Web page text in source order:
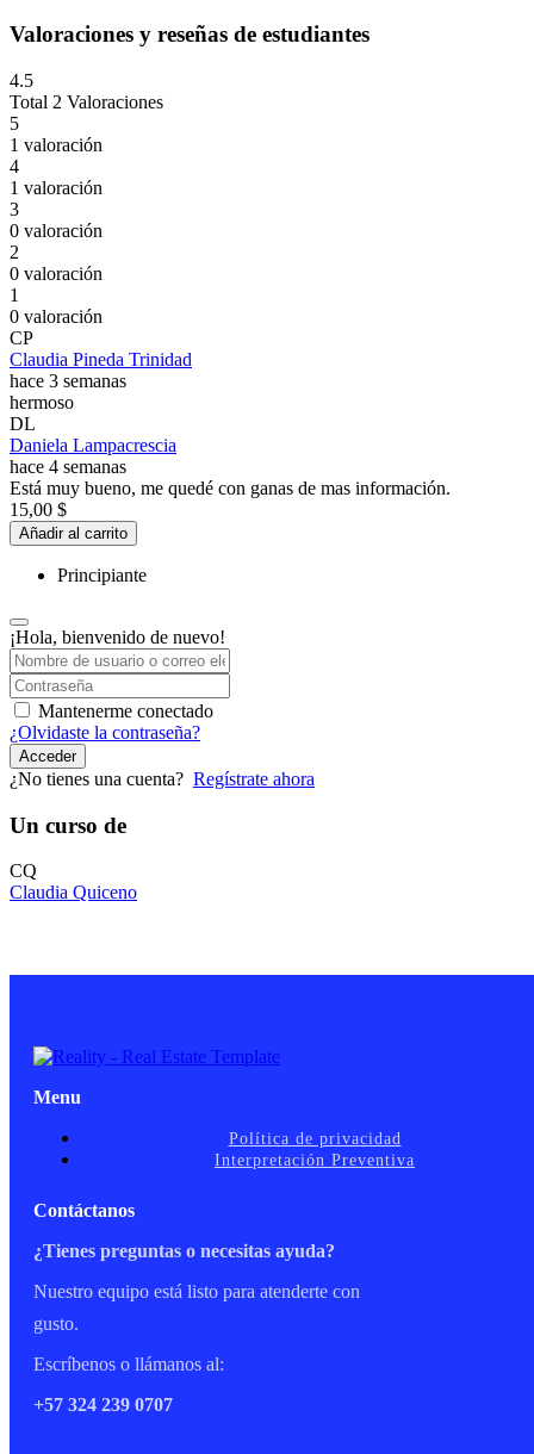
Valoraciones y reseñas de estudiantes
4.5
Total 2 Valoraciones
5
1 valoración
4
1 valoración
3
0 valoración
2
0 valoración
1
0 valoración
CP
Claudia Pineda Trinidad
hace 3 semanas
hermoso
DL
Daniela Lampacrescia
hace 4 semanas
Está muy bueno, me quedé con ganas de mas información.
15,00 $
Añadir al carrito
Principiante
¡Hola, bienvenido de nuevo!
Mantenerme conectado
¿Olvidaste la contraseña?
Acceder
¿No tienes una cuenta? Regístrate ahora
Un curso de
CQ
Claudia Quiceno
Menu
Política de privacidad
Interpretación Preventiva
Contáctanos
¿Tienes preguntas o necesitas ayuda?
Nuestro equipo está listo para atenderte con
gusto.
Escríbenos o llámanos al:
+57 324 239 0707